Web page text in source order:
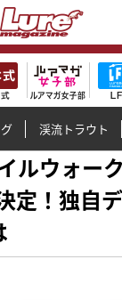
渓流トラウト
ウォー
定！独自